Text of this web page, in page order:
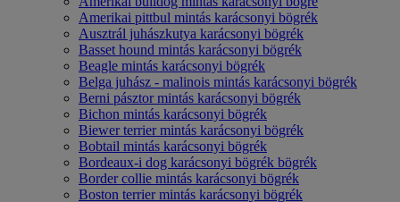
Amerikai pittbul mintás karácsonyi bögrék
Ausztrál juhászkutya karácsonyi bögrék
Basset hound mintás karácsonyi bögrék
Beagle mintás karácsonyi bögrék
Belga juhász - malinois mintás karácsonyi bögrék
Berni pásztor mintás karácsonyi bögrék
Bichon mintás karácsonyi bögrék
Biewer terrier mintás karácsonyi bögrék
Bobtail mintás karácsonyi bögrék
Bordeaux-i dog karácsonyi bögrék bögrék
Border collie mintás karácsonyi bögrék
Boston terrier mintás karácsonyi bögrék